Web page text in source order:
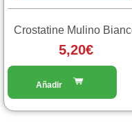
Crostatine Mulino
5,20€
nella
del
prodotto